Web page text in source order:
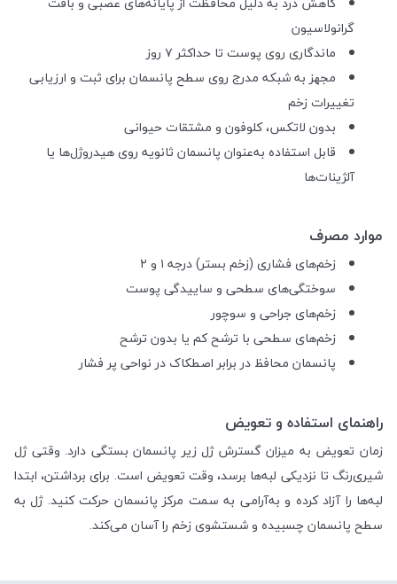
گرانولاسیون
ماندگاری روی پوست تا حداکثر ۷ روز
مجهز به شبکه مدرج روی سطح پانسمان برای ثبت و ارزیابی
تغییرات زخم
بدون لاتکس، کلوفون و مشتقات حیوانی
قابل استفاده به‌عنوان پانسمان ثانویه روی هیدروژل‌ها یا
آلژینات‌ها
موارد مصرف
زخم‌های فشاری (زخم بستر) درجه ۱ و ۲
سوختگی‌های سطحی و ساییدگی پوست
زخم‌های جراحی و سوچور
زخم‌های سطحی با ترشح کم یا بدون ترشح
پانسمان محافظ در برابر اصطکاک در نواحی پر فشار
راهنمای استفاده و تعویض
زمان تعویض به میزان گسترش ژل زیر پانسمان بستگی دارد. وقتی ژل
شیری‌رنگ تا نزدیکی لبه‌ها برسد، وقت تعویض است. برای برداشتن، ابتدا
لبه‌ها را آزاد کرده و به‌آرامی به سمت مرکز پانسمان حرکت کنید. ژل به
سطح پانسمان چسبیده و شستشوی زخم را آسان می‌کند.